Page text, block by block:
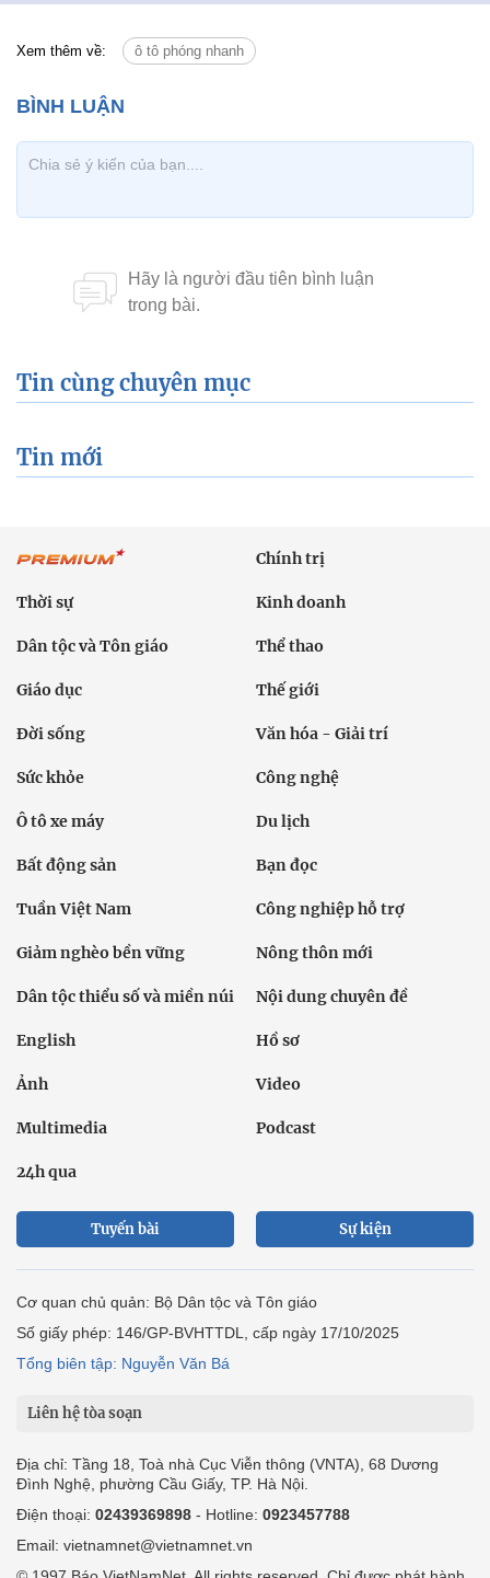
Xem thêm về: ô tô phóng nhanh
Tin cùng chuyên mục
Tin mới
Chính trị
Thời sự Kinh doanh
Dân tộc và Tôn giáo Thể thao
Giáo dục Thế giới
Đời sống Văn hóa - Giải trí
Sức khỏe Công nghệ
Ô tô xe máy Du lịch
Bất động sản Bạn đọc
Tuần Việt Nam Công nghiệp hỗ trợ
Giảm nghèo bền vững Nông thôn mới
Dân tộc thiểu số và miền núi Nội dung chuyên đề
English Hồ sơ
Ảnh Video
Multimedia Podcast
24h qua
Tuyến bài Sự kiện
Cơ quan chủ quản: Bộ Dân tộc và Tôn giáo
Số giấy phép: 146/GP-BVHTTDL, cấp ngày 17/10/2025
Tổng biên tập: Nguyễn Văn Bá
Liên hệ tòa soạn
Địa chỉ: Tầng 18, Toà nhà Cục Viễn thông (VNTA), 68 Dương
Đình Nghệ, phường Cầu Giấy, TP. Hà Nội.
Điện thoại: 02439369898 - Hotline: 0923457788
Email: vietnamnet@vietnamnet.vn